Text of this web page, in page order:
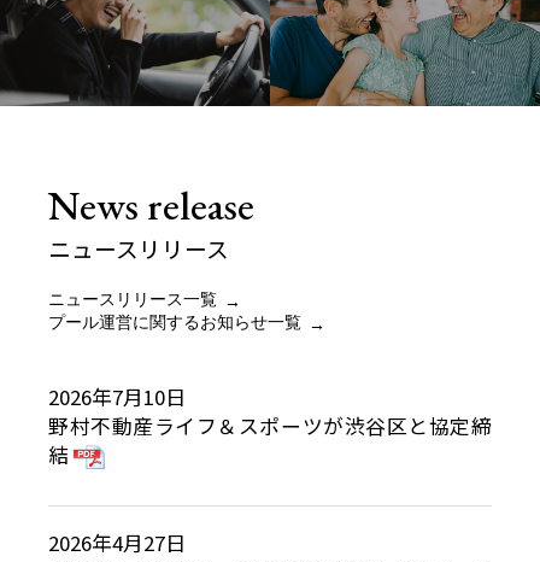
News release
ニュースリリース
ニュースリリース一覧
プール運営に関するお知らせ一覧
2026年7月10日
野村不動産ライフ＆スポーツが渋谷区と協定締
結
2026年4月27日